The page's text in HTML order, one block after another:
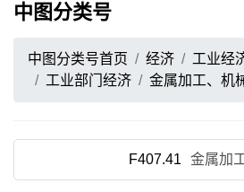
中图分类号
中图分类号首页 经济 工业经
工业部门经济
金属加工、机
F407.41 金属加